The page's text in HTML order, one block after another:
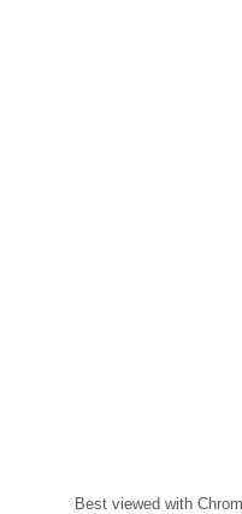
Best viewed with